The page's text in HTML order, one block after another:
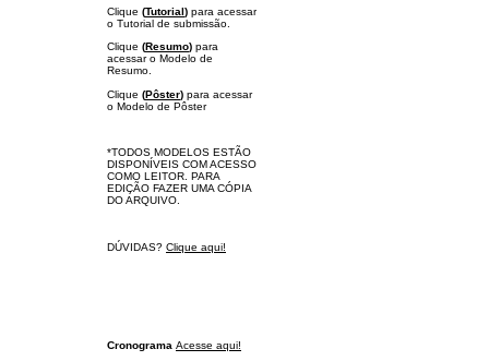
Clique (Tutorial) para acessar
o Tutorial de submissão.
Clique (Resumo) para
acessar o Modelo de
Resumo.
Clique (Pôster) para acessar
o Modelo de Pôster
*TODOS MODELOS ESTÃO
DISPONÍVEIS COM ACESSO
COMO LEITOR. PARA
EDIÇÃO FAZER UMA CÓPIA
DO ARQUIVO.
DÚVIDAS? Clique aqui!
Cronograma Acesse aqui!